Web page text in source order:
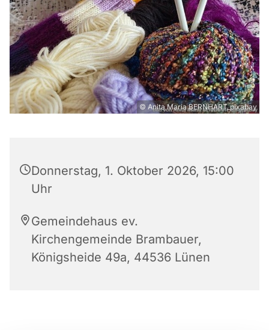
© Anita Maria BERNHART_pixabay
Donnerstag, 1. Oktober 2026, 15:00
Uhr
Gemeindehaus ev.
Kirchengemeinde Brambauer,
Königsheide 49a, 44536 Lünen